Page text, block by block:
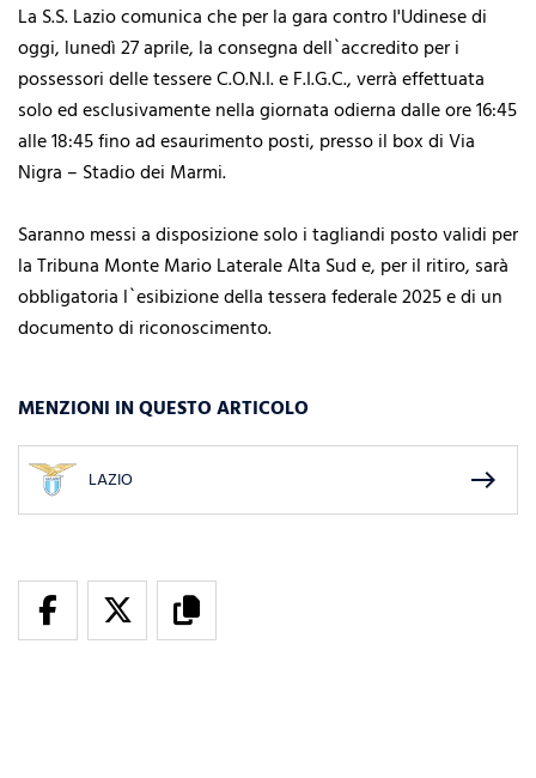
La S.S. Lazio comunica che per la gara contro l'Udinese di
oggi, lunedì 27 aprile, la consegna dell`accredito per i
possessori delle tessere C.O.N.I. e F.I.G.C., verrà effettuata
solo ed esclusivamente nella giornata odierna dalle ore 16:45
alle 18:45 fino ad esaurimento posti, presso il box di Via
Nigra – Stadio dei Marmi.
Saranno messi a disposizione solo i tagliandi posto validi per
la Tribuna Monte Mario Laterale Alta Sud e, per il ritiro, sarà
obbligatoria l`esibizione della tessera federale 2025 e di un
documento di riconoscimento.
MENZIONI IN QUESTO ARTICOLO
LAZIO east